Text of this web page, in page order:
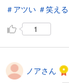
＃アツい ＃笑える
1
ノアさん